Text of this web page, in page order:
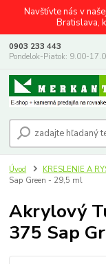
Navštívte nás v
Bratislava,
0903 233 443
Pondelok-Piatok: 9.00-
Úvod KRESLENIE A
Sap Green - 29,5 ml
Akrylový
375 Sap